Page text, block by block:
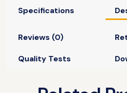
Specifications
Reviews (0)
Quality Tests